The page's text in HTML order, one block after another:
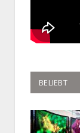
BELIEBT